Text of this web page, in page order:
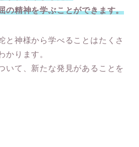
の精神を学ぶことができます。
と神様から学べることはたくさ
かります。
いて、新たな発見があることを